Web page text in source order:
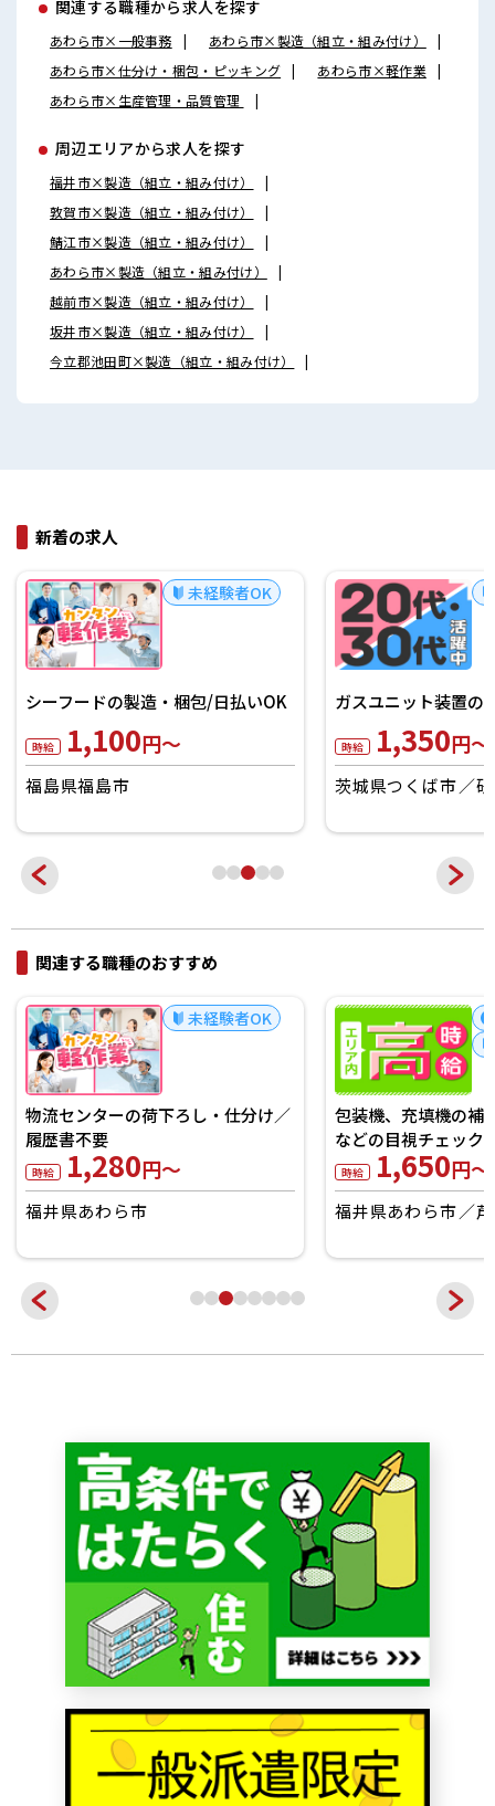
関連する職種から求人を探す
あわら市×一般事務
あわら市×製造（組立・組み付け）
あわら市×仕分け・梱包・ピッキング
あわら市×軽作業
あわら市×生産管理・品質管理
周辺エリアから求人を探す
福井市×製造（組立・組み付け）
敦賀市×製造（組立・組み付け）
鯖江市×製造（組立・組み付け）
あわら市×製造（組立・組み付け）
越前市×製造（組立・組み付け）
坂井市×製造（組立・組み付け）
今立郡池田町×製造（組立・組み付け）
新着の求人
未経験者OK
シーフードの製造・梱包/日払いOK
時給 1,100円～
福島県福島市
ガスユニット装置の
時給 1,350円～
茨城県つくば市
関連する職種のおすすめ
未経験者OK
物流センターの荷下ろし・仕分け／
履歴書不要
時給 1,280円～
福井県あわら市
包装機、充填機の補
などの目視チェック
時給 1,650円～
福井県あわら市